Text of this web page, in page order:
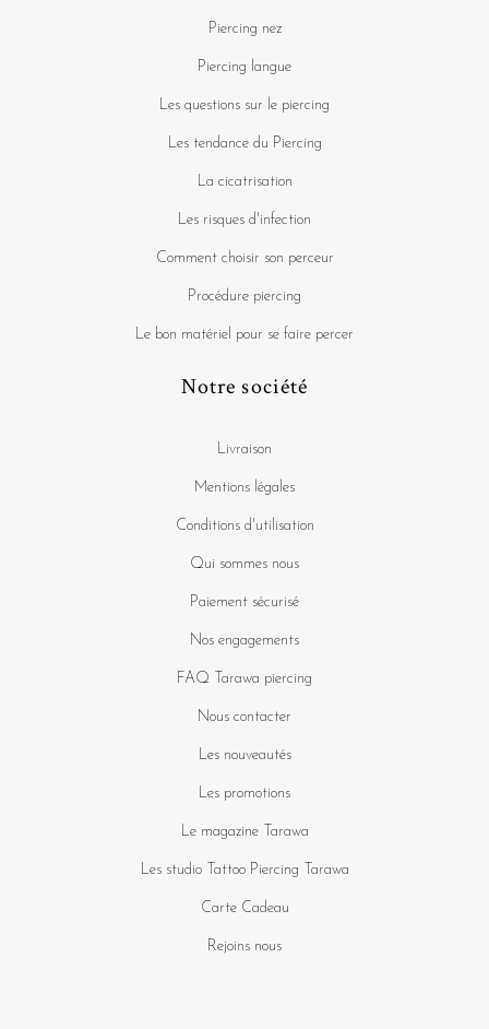
Piercing nez
Piercing langue
Les questions sur le piercing
Les tendance du Piercing
La cicatrisation
Les risques d'infection
Comment choisir son perceur
Procédure piercing
Le bon matériel pour se faire percer
Notre société
Livraison
Mentions légales
Conditions d'utilisation
Qui sommes nous
Paiement sécurisé
Nos engagements
FAQ Tarawa piercing
Nous contacter
Les nouveautés
Les promotions
Le magazine Tarawa
Les studio Tattoo Piercing Tarawa
Carte Cadeau
Rejoins nous